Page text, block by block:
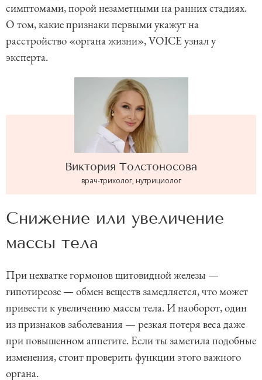
симптомами, порой незаметными на ранних стадиях.
О том, какие признаки первыми укажут на
расстройство «органа жизни», VOICE узнал у
эксперта.
Виктория Толстоносова
врач-трихолог, нутрициолог
Снижение или увеличение
массы тела
При нехватке гормонов щитовидной железы —
гипотиреозе — обмен веществ замедляется, что может
привести к увеличению массы тела. И наоборот, один
из признаков заболевания — резкая потеря веса даже
при повышенном аппетите. Если ты заметила подобные
изменения, стоит проверить функции этого важного
органа.